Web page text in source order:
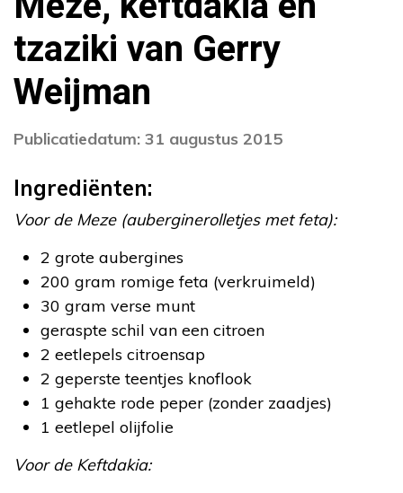
tzaziki van Gerry
Weijman
Publicatiedatum: 31 augustus 2015
Ingrediënten:
Voor de Meze (auberginerolletjes met feta):
2 grote aubergines
200 gram romige feta (verkruimeld)
30 gram verse munt
geraspte schil van een citroen
2 eetlepels citroensap
2 geperste teentjes knoflook
1 gehakte rode peper (zonder zaadjes)
1 eetlepel olijfolie
Voor de Keftdakia: